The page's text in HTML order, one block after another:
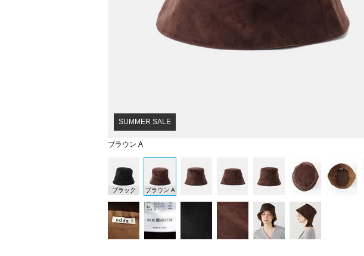
ブラウン A
SUMMER SALE
ブラック ブラウン A